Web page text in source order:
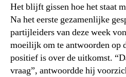
Het blijft gissen hoe het staat
Na het eerste gezamenlijke
partijleiders van deze week
moeilijk om te antwoorden op
positief is over de uitkomst.
vraag”, antwoordde hij